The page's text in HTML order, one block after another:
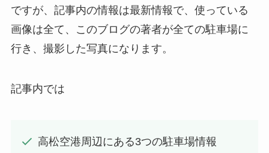
ですが、記事内の情報は最新情報で、使っている
画像は全て、このブログの著者が全ての駐車場に
行き、撮影した写真になります。
記事内では
高松空港周辺にある3つの駐車場情報